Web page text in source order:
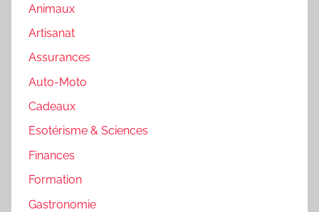
Animaux
Artisanat
Assurances
Auto-Moto
Cadeaux
Esotérisme & Sciences
Finances
Formation
Gastronomie